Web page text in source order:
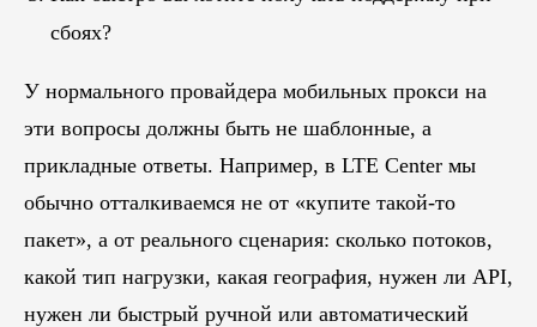
сбоях?
У нормального провайдера мобильных прокси на
эти вопросы должны быть не шаблонные, а
прикладные ответы. Например, в LTE Center мы
обычно отталкиваемся не от «купите такой-то
пакет», а от реального сценария: сколько потоков,
какой тип нагрузки, какая география, нужен ли API,
нужен ли быстрый ручной или автоматический